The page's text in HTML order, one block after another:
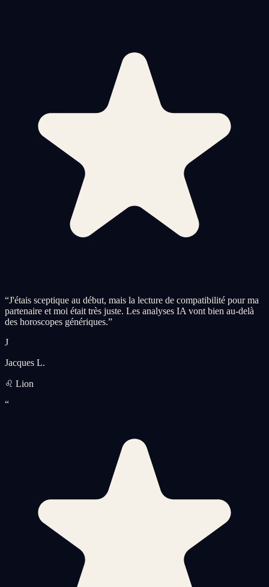
“J'étais sceptique au début, mais la lecture de compatibilité pour ma
partenaire et moi était très juste. Les analyses IA vont bien au-delà
des horoscopes génériques.”
J
Jacques L.
♌ Lion
“